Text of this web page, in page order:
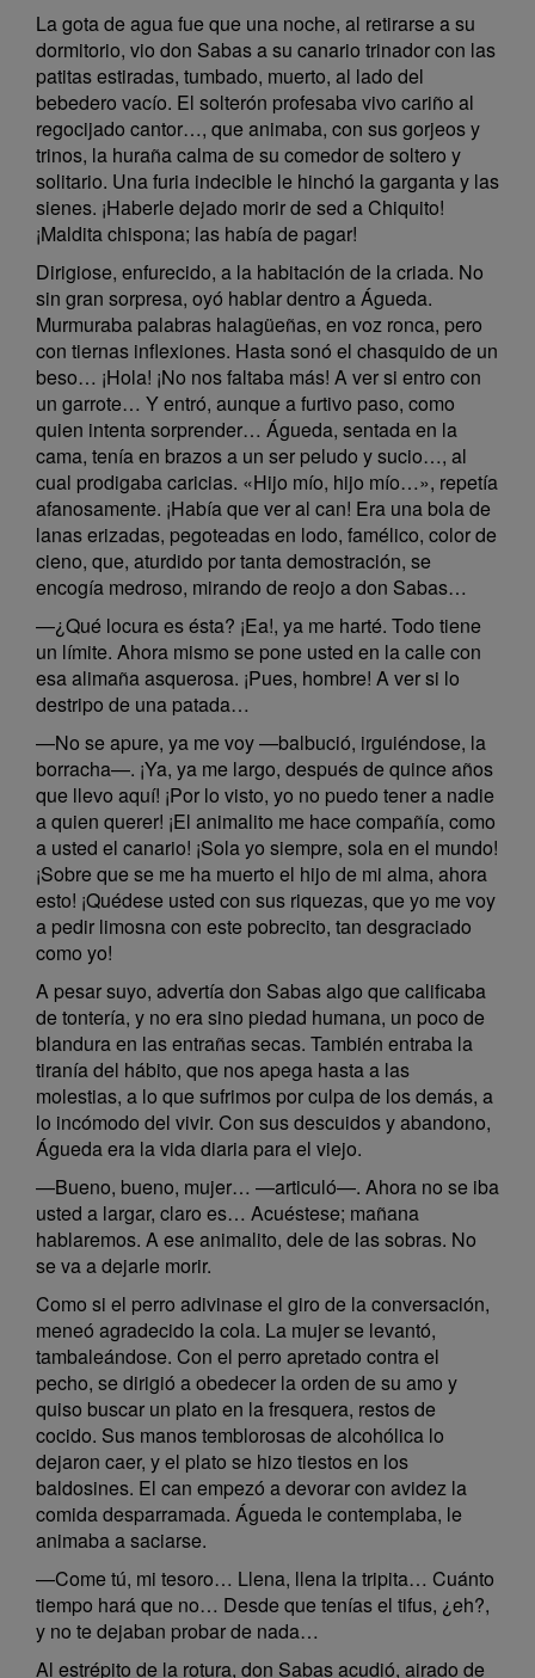
La gota de agua fue que una noche, al retirarse a su
dormitorio, vio don Sabas a su canario trinador con las
patitas estiradas, tumbado, muerto, al lado del
bebedero vacío. El solterón profesaba vivo cariño al
regocijado cantor…, que animaba, con sus gorjeos y
trinos, la huraña calma de su comedor de soltero y
solitario. Una furia indecible le hinchó la garganta y las
sienes. ¡Haberle dejado morir de sed a Chiquito!
¡Maldita chispona; las había de pagar!
Dirigiose, enfurecido, a la habitación de la criada. No
sin gran sorpresa, oyó hablar dentro a Águeda.
Murmuraba palabras halagüeñas, en voz ronca, pero
con tiernas inflexiones. Hasta sonó el chasquido de un
beso… ¡Hola! ¡No nos faltaba más! A ver si entro con
un garrote… Y entró, aunque a furtivo paso, como
quien intenta sorprender… Águeda, sentada en la
cama, tenía en brazos a un ser peludo y sucio…, al
cual prodigaba caricias. «Hijo mío, hijo mío…», repetía
afanosamente. ¡Había que ver al can! Era una bola de
lanas erizadas, pegoteadas en lodo, famélico, color de
cieno, que, aturdido por tanta demostración, se
encogía medroso, mirando de reojo a don Sabas…
—¿Qué locura es ésta? ¡Ea!, ya me harté. Todo tiene
un límite. Ahora mismo se pone usted en la calle con
esa alimaña asquerosa. ¡Pues, hombre! A ver si lo
destripo de una patada…
—No se apure, ya me voy —balbució, irguiéndose, la
borracha—. ¡Ya, ya me largo, después de quince años
que llevo aquí! ¡Por lo visto, yo no puedo tener a nadie
a quien querer! ¡El animalito me hace compañía, como
a usted el canario! ¡Sola yo siempre, sola en el mundo!
¡Sobre que se me ha muerto el hijo de mi alma, ahora
esto! ¡Quédese usted con sus riquezas, que yo me voy
a pedir limosna con este pobrecito, tan desgraciado
como yo!
A pesar suyo, advertía don Sabas algo que calificaba
de tontería, y no era sino piedad humana, un poco de
blandura en las entrañas secas. También entraba la
tiranía del hábito, que nos apega hasta a las
molestias, a lo que sufrimos por culpa de los demás, a
lo incómodo del vivir. Con sus descuidos y abandono,
Águeda era la vida diaria para el viejo.
—Bueno, bueno, mujer… —articuló—. Ahora no se iba
usted a largar, claro es… Acuéstese; mañana
hablaremos. A ese animalito, dele de las sobras. No
se va a dejarle morir.
Como si el perro adivinase el giro de la conversación,
meneó agradecido la cola. La mujer se levantó,
tambaleándose. Con el perro apretado contra el
pecho, se dirigió a obedecer la orden de su amo y
quiso buscar un plato en la fresquera, restos de
cocido. Sus manos temblorosas de alcohólica lo
dejaron caer, y el plato se hizo tiestos en los
baldosines. El can empezó a devorar con avidez la
comida desparramada. Águeda le contemplaba, le
animaba a saciarse.
—Come tú, mi tesoro… Llena, llena la tripita… Cuánto
tiempo hará que no… Desde que tenías el tifus, ¿eh?,
y no te dejaban probar de nada…
Al estrépito de la rotura, don Sabas acudió, airado de